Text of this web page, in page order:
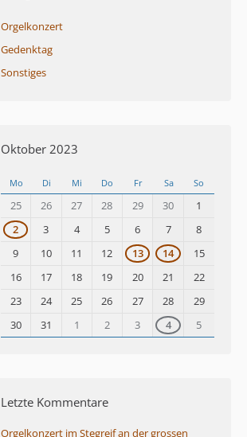
Orgelkonzert
Gedenktag
Sonstiges
Oktober 2023
Mo Di Mi Do Fr Sa So
25 26 27 28 29 30
1
2
3 4 5 6 7
8
9
10 11 12 13 14
15
16
17 18 19 20 21
22
23
24 25 26 27 28
29
30
31 1 2 3 4 5
Letzte Kommentare
Orgelkonzert im Stegreif an der grossen